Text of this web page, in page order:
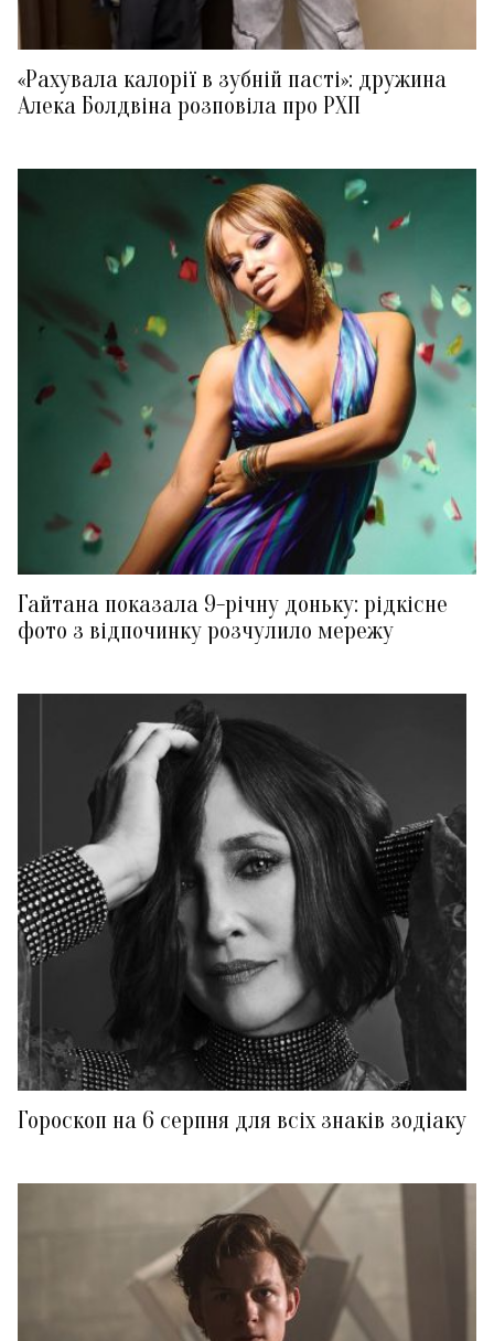
«Рахувала калорії в зубній пасті»: дружина
Алека Болдвіна розповіла про РХП
Гайтана показала 9-річну доньку: рідкісне
фото з відпочинку розчулило мережу
Гороскоп на 6 серпня для всіх знаків зодіаку